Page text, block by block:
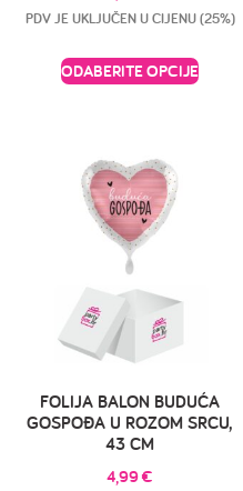
PDV JE UKLJUČEN U CIJENU (25%)
ODABERITE OPCIJE
FOLIJA BALON BUDUĆA
GOSPOĐA U ROZOM SRCU,
43 CM
4,99€